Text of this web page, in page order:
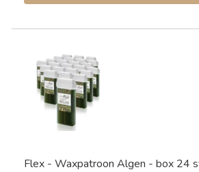
Flex - Waxpatroon Algen - box 24